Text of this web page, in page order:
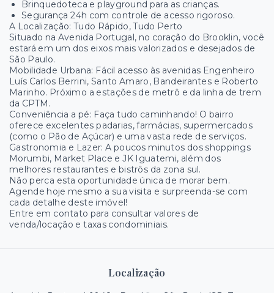
Brinquedoteca e playground para as crianças.
Segurança 24h com controle de acesso rigoroso.
A Localização: Tudo Rápido, Tudo Perto
Situado na Avenida Portugal, no coração do Brooklin, você
estará em um dos eixos mais valorizados e desejados de
São Paulo.
Mobilidade Urbana: Fácil acesso às avenidas Engenheiro
Luís Carlos Berrini, Santo Amaro, Bandeirantes e Roberto
Marinho. Próximo a estações de metrô e da linha de trem
da CPTM.
Conveniência a pé: Faça tudo caminhando! O bairro
oferece excelentes padarias, farmácias, supermercados
(como o Pão de Açúcar) e uma vasta rede de serviços.
Gastronomia e Lazer: A poucos minutos dos shoppings
Morumbi, Market Place e JK Iguatemi, além dos
melhores restaurantes e bistrôs da zona sul.
Não perca esta oportunidade única de morar bem.
Agende hoje mesmo a sua visita e surpreenda-se com
cada detalhe deste imóvel!
Entre em contato para consultar valores de
venda/locação e taxas condominiais.
Localização